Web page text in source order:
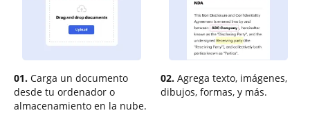
01. Carga un documento
desde tu ordenador o
almacenamiento en la nube.
02. Agrega texto, imágenes,
dibujos, formas, y más.